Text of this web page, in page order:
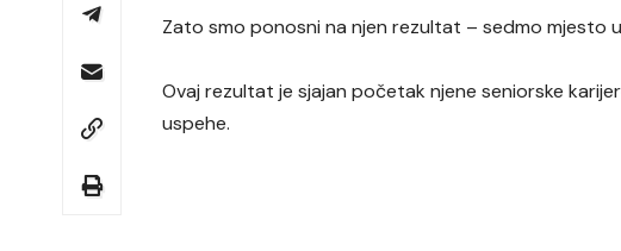
Zato smo ponosni na njen rezultat – sedmo mjesto
Ovaj rezultat je sjajan početak njene seniorske
uspehe.